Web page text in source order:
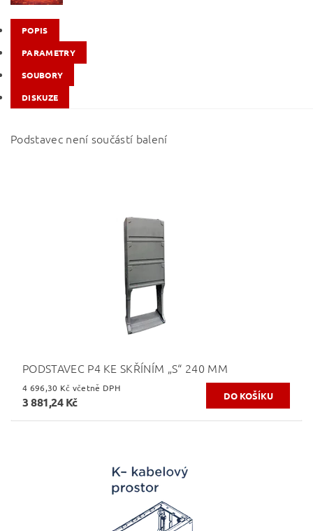
POPIS
PARAMETRY
SOUBORY
DISKUZE
Podstavec není součástí balení
PODSTAVEC P4 KE SKŘÍNÍM „S“ 240 MM
4 696,30 Kč včetně DPH
3 881,24 Kč